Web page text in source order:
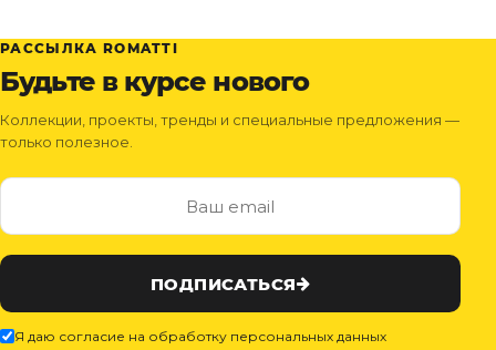
РАССЫЛКА ROMATTI
Будьте в курсе нового
Коллекции, проекты, тренды и специальные предложения —
только полезное.
ПОДПИСАТЬСЯ
Я даю согласие на обработку персональных данных